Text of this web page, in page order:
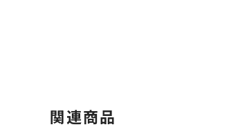
関連商品